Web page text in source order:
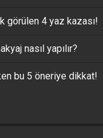
görülen 4 yaz kazası!
nasıl yapılır?
bu 5 öneriye dikkat!